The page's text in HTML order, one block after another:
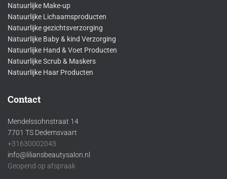
Natuurlijke Make-up
Natuurlijke Lichaamsproducten
Natuurlijke gezichtsverzorging
Natuurlijke Baby & kind Verzorging
Natuurlijke Hand & Voet Producten
Natuurlijke Scrub & Maskers
Natuurlijke Haar Producten
Contact
Mendelssohnstraat 14
7701 TS Dedemsvaart
+31630002043
info@liliansbeautysalon.nl
Geopend op afspraak